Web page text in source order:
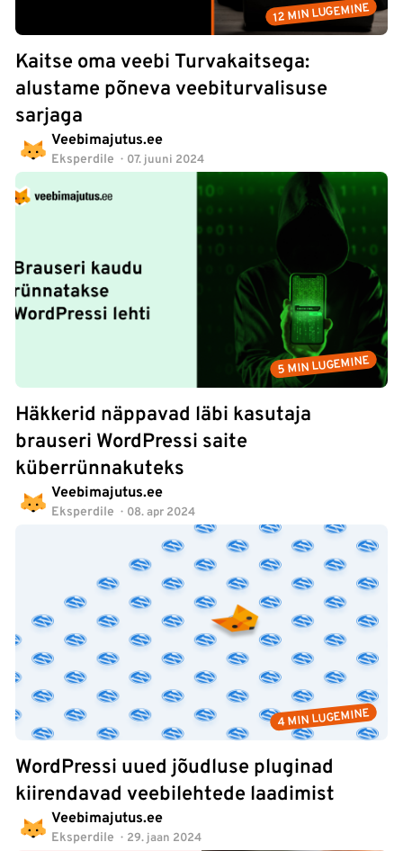
12 MIN LUGEMINE
Kaitse oma veebi Turvakaitsega:
alustame põneva veebiturvalisuse
sarjaga
Veebimajutus.ee
Eksperdile 07. juuni 2024
5 MIN LUGEMINE
Häkkerid näppavad läbi kasutaja
brauseri WordPressi saite
küberrünnakuteks
Veebimajutus.ee
Eksperdile 08. apr 2024
4 MIN LUGEMINE
WordPressi uued jõudluse pluginad
kiirendavad veebilehtede laadimist
Veebimajutus.ee
Eksperdile 29. jaan 2024